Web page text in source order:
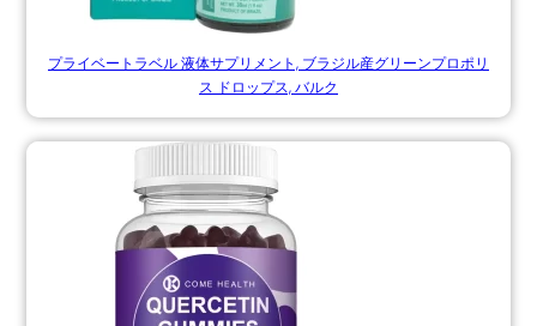
プライベートラベル 液体サプリメント, ブラジル産グリーンプロポリ
ス ドロップス, バルク